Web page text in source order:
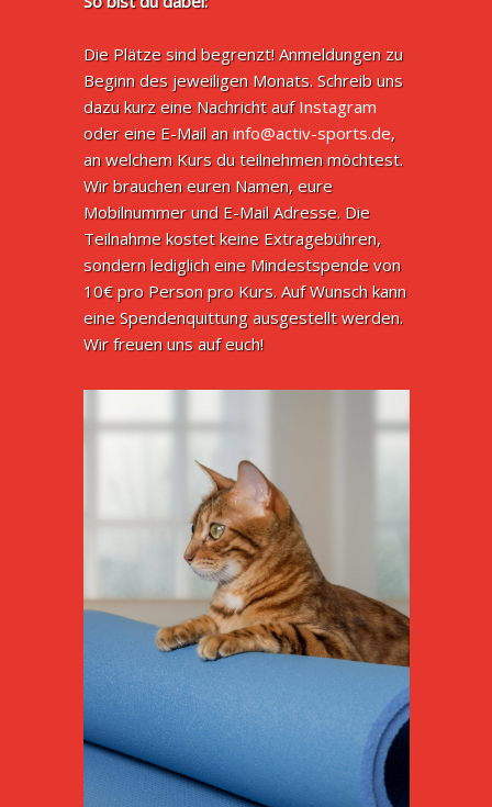
Die Plätze sind begrenzt! Anmeldungen zu
Beginn des jeweiligen Monats. Schreib uns
dazu kurz eine Nachricht aufInstagram
oder eine E-Mail aninfo@activ-sports.de,
an welchem Kurs du teilnehmen möchtest.
Wir brauchen euren Namen, eure
Mobilnummer und E-Mail Adresse. Die
Teilnahme kostet keine Extragebühren,
sondern lediglich eine Mindestspende von
10€ pro Person pro Kurs. Auf Wunsch kann
eine Spendenquittung ausgestellt werden.
Wir freuen uns auf euch!